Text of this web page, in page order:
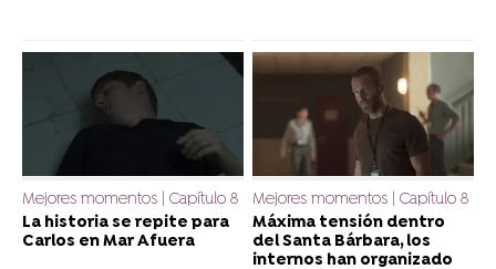
Mejores momentos | Capítulo 8
La historia se repite para
Carlos en Mar Afuera
Mejores momentos | Capítulo 8
Máxima tensión dentro
del Santa Bárbara, los
internos han organizado